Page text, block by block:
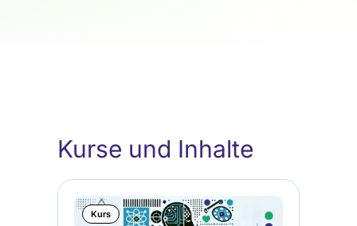
Kurse und Inhalte
Kurs